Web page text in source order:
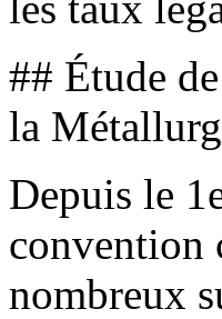
## Étude
la
Depuis le
convention
nombreux